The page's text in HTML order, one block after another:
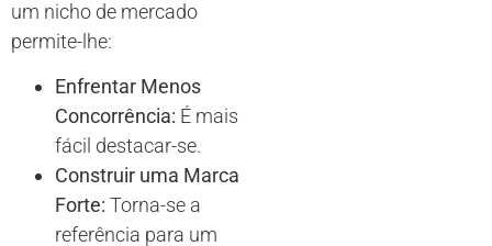
um nicho de mercado
permite-lhe:
Enfrentar Menos
Concorrência: É mais
fácil destacar-se.
Construir uma Marca
Forte: Torna-se a
referência para um